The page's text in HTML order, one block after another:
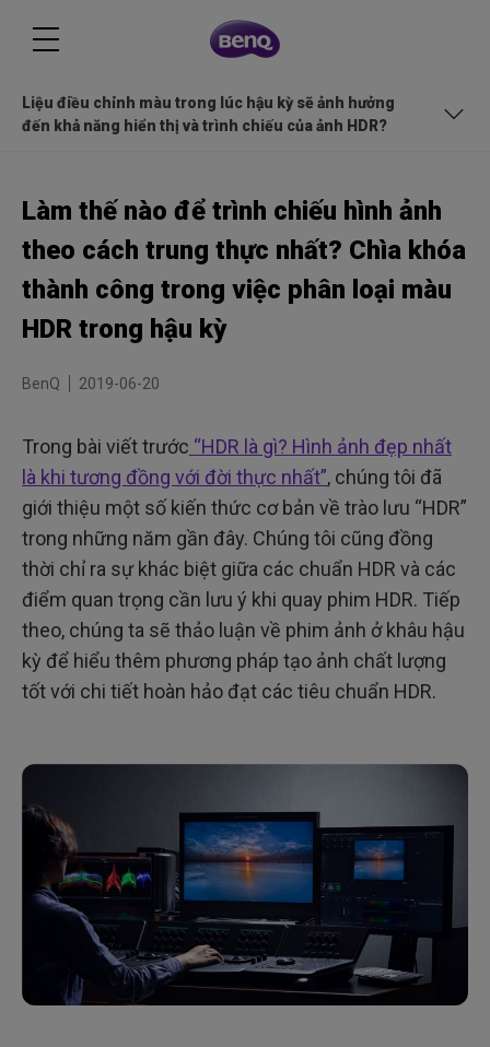
Liệu điều chỉnh màu trong lúc hậu kỳ sẽ ảnh hưởng
đến khả năng hiển thị và trình chiếu của ảnh HDR?
màu kiểu truyền thống và kiểu HDR?
Thiết bị và quy trình điều chỉnh màu HDR hậu kỳ
Những điểm quan trọng nào cần lưu ý khi điều chỉnh màu HDR
trong lúc hậu kỳ?
Gamut màu cho điều chỉnh màu HDR lúc hậu kỳ: Rec. 709, DCI-P3,
Liệu điều chỉnh màu trong lúc hậu kỳ sẽ ảnh hưởng đến khả
Làm thế nào để trình chiếu hình ảnh
theo cách trung thực nhất? Chìa khóa
thành công trong việc phân loại màu
HDR trong hậu kỳ
BenQ 2019-06-20
Trong bài viết trước “HDR là gì? Hình ảnh đẹp nhất
là khi tương đồng với đời thực nhất”, chúng tôi đã
giới thiệu một số kiến thức cơ bản về trào lưu “HDR”
trong những năm gần đây. Chúng tôi cũng đồng
thời chỉ ra sự khác biệt giữa các chuẩn HDR và các
điểm quan trọng cần lưu ý khi quay phim HDR. Tiếp
theo, chúng ta sẽ thảo luận về phim ảnh ở khâu hậu
kỳ để hiểu thêm phương pháp tạo ảnh chất lượng
tốt với chi tiết hoàn hảo đạt các tiêu chuẩn HDR.